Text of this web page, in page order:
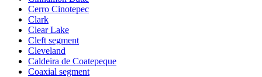
Cerro Cinotepec
Clark
Clear Lake
Cleft segment
Cleveland
Caldeira de Coatepeque
Coaxial segment